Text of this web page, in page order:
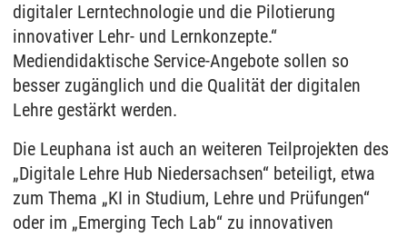
digitaler Lerntechnologie und die Pilotierung
innovativer Lehr- und Lernkonzepte.“
Mediendidaktische Service-Angebote sollen so
besser zugänglich und die Qualität der digitalen
Lehre gestärkt werden.
Die Leuphana ist auch an weiteren Teilprojekten des
„Digitale Lehre Hub Niedersachsen“ beteiligt, etwa
zum Thema „KI in Studium, Lehre und Prüfungen“
oder im „Emerging Tech Lab“ zu innovativen